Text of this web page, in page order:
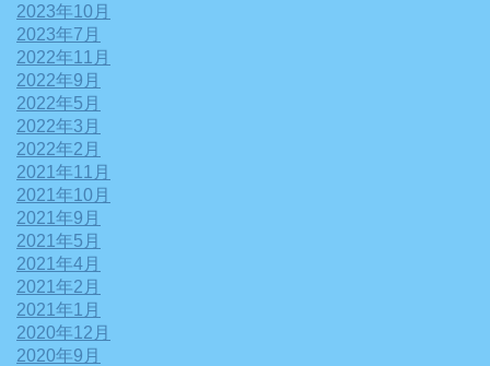
2023年10月
2023年7月
2022年11月
2022年9月
2022年5月
2022年3月
2022年2月
2021年11月
2021年10月
2021年9月
2021年5月
2021年4月
2021年2月
2021年1月
2020年12月
2020年9月